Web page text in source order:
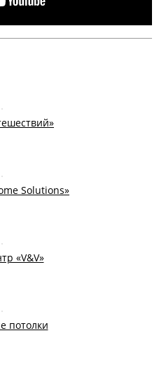
Solutions»
«V&V»
потолки